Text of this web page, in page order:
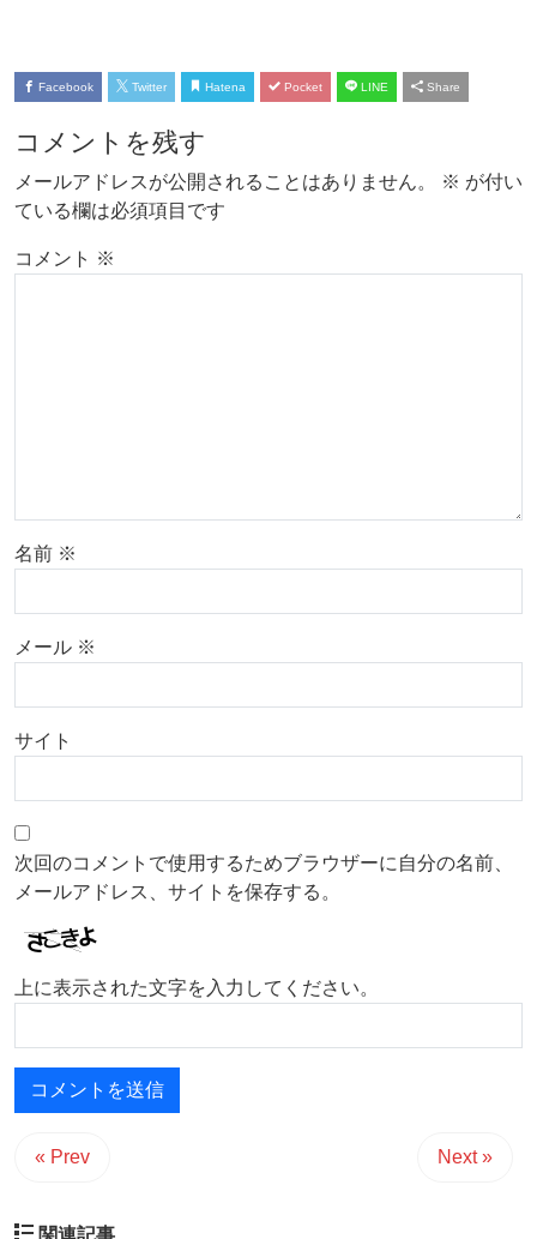
Facebook Twitter Hatena Pocket LINE Share
コメントを残す
メールアドレスが公開されることはありません。 ※ が付い
ている欄は必須項目です
コメント ※
名前 ※
メール ※
サイト
次回のコメントで使用するためブラウザーに自分の名前、
メールアドレス、サイトを保存する。
上に表示された文字を入力してください。
« Prev Next »